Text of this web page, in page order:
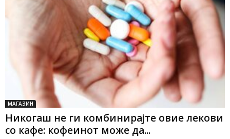
МАГАЗИН
Никогаш не ги комбинирајте овие лекови
со кафе: кофеинот може да...